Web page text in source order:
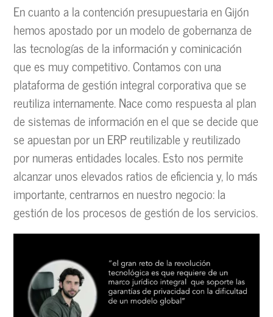
En cuanto a la contención presupuestaria en Gijón
hemos apostado por un modelo de gobernanza de
las tecnologías de la información y cominicación
que es muy competitivo. Contamos con una
plataforma de gestión integral corporativa que se
reutiliza internamente. Nace como respuesta al plan
de sistemas de información en el que se decide que
se apuestan por un ERP reutilizable y reutilizado
por numeras entidades locales. Esto nos permite
alcanzar unos elevados ratios de eficiencia y, lo más
importante, centrarnos en nuestro negocio: la
gestión de los procesos de gestión de los servicios.